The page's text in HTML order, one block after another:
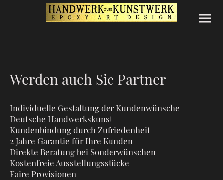
Werden auch Sie Partner
Individuelle Gestaltung der Kundenwünsche
Deutsche Handwerkskunst
Kundenbindung durch Zufriedenheit
2 Jahre Garantie für Ihre Kunden
Direkte Beratung bei Sonderwünschen
Kostenfreie Ausstellungsstücke
Faire Provisionen